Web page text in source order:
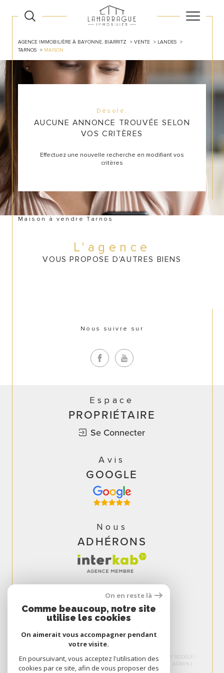
AGENCE IMMOBILIÈRE À BAYONNE, BIARRITZ VENTE
LANDES
TARNOS
MAISON
Désolé,
AUCUNE ANNONCE TROUVÉE SELON
VOS CRITÈRES
Effectuez une nouvelle recherche en modifiant vos
critères
Maison à vendre Tarnos
L'agence
VOUS PROPOSE D'AUTRES BIENS
Nous suivre sur
Espace
PROPRIÉTAIRE
Se Connecter
Avis
GOOGLE
Nous
ADHÉRONS
© 2026 | TOUS DROITS RÉSERVÉS | TRADUCTION POWERED BY GOOGLE |
NOS HONORAIRES
PLAN DU SITE
ADMIN
NOS LIENS
POLITIQUE RGPD COOKIES
On en reste là
Comme beaucoup, notre site
utilise les cookies
On aimerait vous accompagner pendant
votre visite.
En poursuivant, vous acceptez l'utilisation des
cookies par ce site, afin de vous proposer des